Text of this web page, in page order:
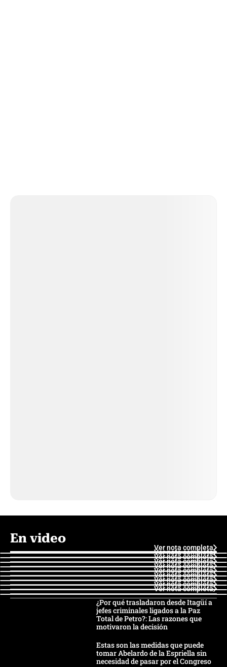
En video
Ver nota completa
Ver nota completa
Ver nota completa
Ver nota completa
Ver nota completa
Ver nota completa
Ver nota completa
Ver nota completa
Ver nota completa
Ver nota completa
¿Por qué trasladaron desde Itagüí a
jefes criminales ligados a la Paz
Total de Petro?: Las razones que
motivaron la decisión
Estas son las medidas que puede
tomar Abelardo de la Espriella sin
necesidad de pasar por el Congreso